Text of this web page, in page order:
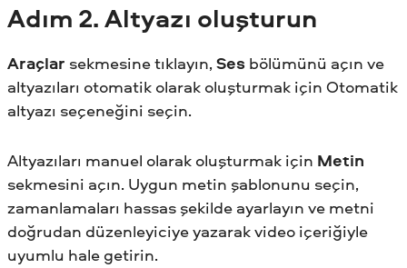
Adım 2. Altyazı oluşturun
Araçlar sekmesine tıklayın, Ses bölümünü açın ve
altyazıları otomatik olarak oluşturmak için Otomatik
altyazı seçeneğini seçin.
Altyazıları manuel olarak oluşturmak için Metin
sekmesini açın. Uygun metin şablonunu seçin,
zamanlamaları hassas şekilde ayarlayın ve metni
doğrudan düzenleyiciye yazarak video içeriğiyle
uyumlu hale getirin.